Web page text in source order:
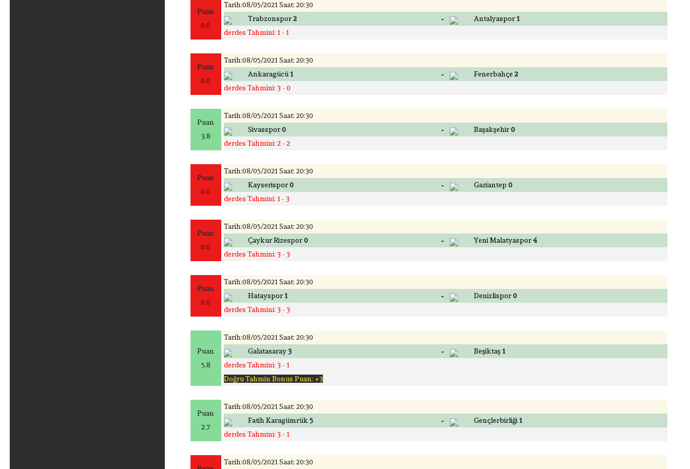
Puan
0.0
Tarih:08/05/2021 Saat: 20:30
Trabzonspor 2 - Antalyaspor 1
derdes Tahmini: 1 - 1
Puan
0.0
Tarih:08/05/2021 Saat: 20:30
Ankaragücü 1 - Fenerbahçe 2
derdes Tahmini: 3 - 0
Puan
3.8
Tarih:08/05/2021 Saat: 20:30
Sivasspor 0 - Başakşehir 0
derdes Tahmini: 2 - 2
Puan
0.0
Tarih:08/05/2021 Saat: 20:30
Kayserispor 0 - Gaziantep 0
derdes Tahmini: 1 - 3
Puan
0.0
Tarih:08/05/2021 Saat: 20:30
Çaykur Rizespor 0 - Yeni Malatyaspor 4
derdes Tahmini: 3 - 3
Puan
0.0
Tarih:08/05/2021 Saat: 20:30
Hatayspor 1 - Denizlispor 0
derdes Tahmini: 3 - 3
Puan
5.8
Tarih:08/05/2021 Saat: 20:30
Galatasaray 3 - Beşiktaş 1
derdes Tahmini: 3 - 1
Doğru Tahmin Bonus Puan: +3
Puan
2.7
Tarih:08/05/2021 Saat: 20:30
Fatih Karagümrük 5 - Gençlerbirliği 1
derdes Tahmini: 3 - 1
Tarih:08/05/2021 Saat: 20:30